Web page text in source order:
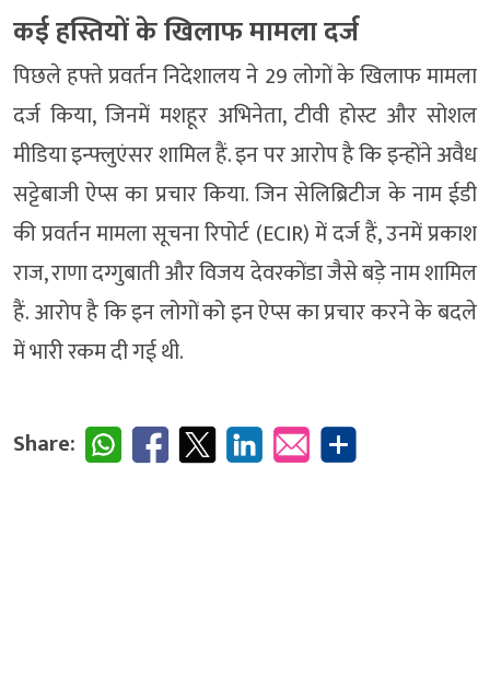
कई हस्तियों के खिलाफ मामला दर्ज
पिछले हफ्ते प्रवर्तन निदेशालय ने 29 लोगों के खिलाफ मामला
दर्ज किया, जिनमें मशहूर अभिनेता, टीवी होस्ट और सोशल
मीडिया इन्फ्लुएंसर शामिल हैं. इन पर आरोप है कि इन्होंने अवैध
सट्टेबाजी ऐप्स का प्रचार किया. जिन सेलिब्रिटीज के नाम ईडी
की प्रवर्तन मामला सूचना रिपोर्ट (ECIR) में दर्ज हैं, उनमें प्रकाश
राज, राणा दग्गुबाती और विजय देवरकोंडा जैसे बड़े नाम शामिल
हैं. आरोप है कि इन लोगों को इन ऐप्स का प्रचार करने के बदले
में भारी रकम दी गई थी.
Share: